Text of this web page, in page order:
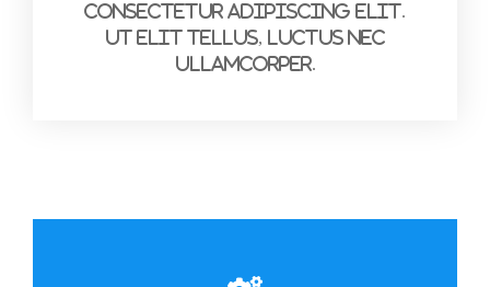
consectetur adipiscing elit.
Ut elit tellus, luctus nec
ullamcorper.